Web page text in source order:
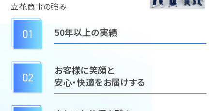
立花商事の強み
50年以上の実績
お客様に笑顔と
安心・快適をお届けする